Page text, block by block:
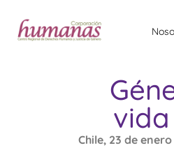
Chile, 23 de